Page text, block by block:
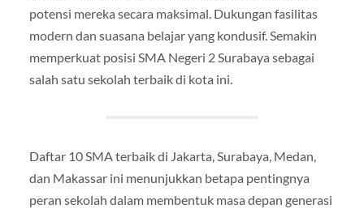
potensi mereka secara maksimal. Dukungan fasilitas
modern dan suasana belajar yang kondusif. Semakin
memperkuat posisi SMA Negeri 2 Surabaya sebagai
salah satu sekolah terbaik di kota ini.
Daftar 10 SMA terbaik di Jakarta, Surabaya, Medan,
dan Makassar ini menunjukkan betapa pentingnya
peran sekolah dalam membentuk masa depan generasi